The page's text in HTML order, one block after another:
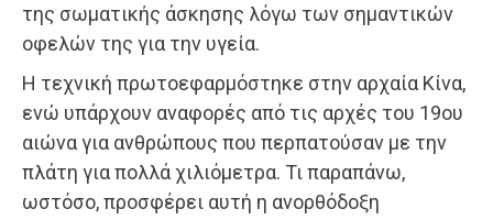
της σωματικής άσκησης λόγω των σημαντικών
οφελών της για την υγεία.
Η τεχνική πρωτοεφαρμόστηκε στην αρχαία Κίνα,
ενώ υπάρχουν αναφορές από τις αρχές του 19ου
αιώνα για ανθρώπους που περπατούσαν με την
πλάτη για πολλά χιλιόμετρα. Τι παραπάνω,
ωστόσο, προσφέρει αυτή η ανορθόδοξη